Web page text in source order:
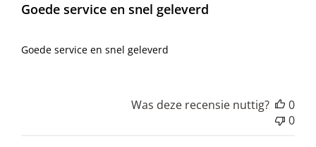
Goede service en snel geleverd
Goede service en snel geleverd
Was deze recensie nuttig?
0
0